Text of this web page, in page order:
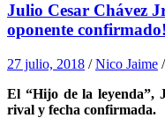
Julio Cesar Chávez
oponente confirmado!
27 julio, 2018 /Nico Jaime /
El “Hijo de la leyenda”,
rival y fecha confirmada.